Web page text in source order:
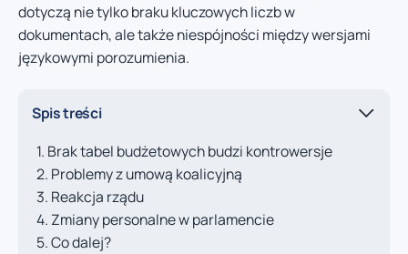
dotyczą nie tylko braku kluczowych liczb w
dokumentach, ale także niespójności między wersjami
językowymi porozumienia.
Spis treści
Brak tabel budżetowych budzi kontrowersje
Problemy z umową koalicyjną
Reakcja rządu
Zmiany personalne w parlamencie
Co dalej?